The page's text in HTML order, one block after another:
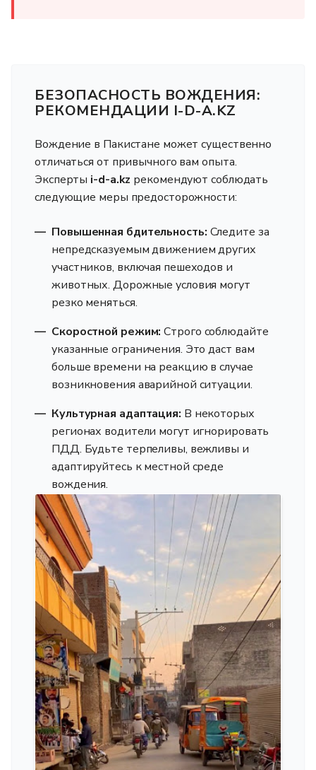
БЕЗОПАСНОСТЬ ВОЖДЕНИЯ:
РЕКОМЕНДАЦИИ I-D-A.KZ
Вождение в Пакистане может существенно
отличаться от привычного вам опыта.
Эксперты i-d-a.kz рекомендуют соблюдать
следующие меры предосторожности:
Повышенная бдительность: Следите за
непредсказуемым движением других
участников, включая пешеходов и
животных. Дорожные условия могут
резко меняться.
Скоростной режим: Строго соблюдайте
указанные ограничения. Это даст вам
больше времени на реакцию в случае
возникновения аварийной ситуации.
Культурная адаптация: В некоторых
регионах водители могут игнорировать
ПДД. Будьте терпеливы, вежливы и
адаптируйтесь к местной среде
вождения.